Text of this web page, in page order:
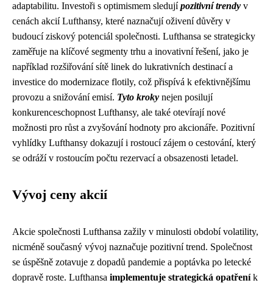
adaptabilitu. Investoři s optimismem sledujípozitivní trendy v
cenách akcií Lufthansy, které naznačují oživení důvěry v
budoucí ziskový potenciál společnosti. Lufthansa se strategicky
zaměřuje na klíčové segmenty trhu a inovativní řešení, jako je
například rozšiřování sítě linek do lukrativních destinací a
investice do modernizace flotily, což přispívá k efektivnějšímu
provozu a snižování emisí. Tyto kroky nejen posilují
konkurenceschopnost Lufthansy, ale také otevírají nové
možnosti pro růst a zvyšování hodnoty pro akcionáře. Pozitivní
vyhlídky Lufthansy dokazují i rostoucí zájem o cestování, který
se odráží v rostoucím počtu rezervací a obsazenosti letadel.
Vývoj ceny akcií
Akcie společnosti Lufthansa zažily v minulosti období volatility,
nicméně současný vývoj naznačuje pozitivní trend. Společnost
se úspěšně zotavuje z dopadů pandemie a poptávka po letecké
dopravě roste. Lufthansa implementuje strategická opatřeník